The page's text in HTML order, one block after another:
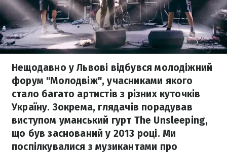
Нещодавно у Львові відбувся молодіжний
форум "Молодвіж", учасниками якого
стало багато артистів з різних куточків
Україну. Зокрема, глядачів порадував
виступом уманський гурт The Unsleeping,
що був заснований у 2013 році. Ми
поспілкувалися з музикантами про